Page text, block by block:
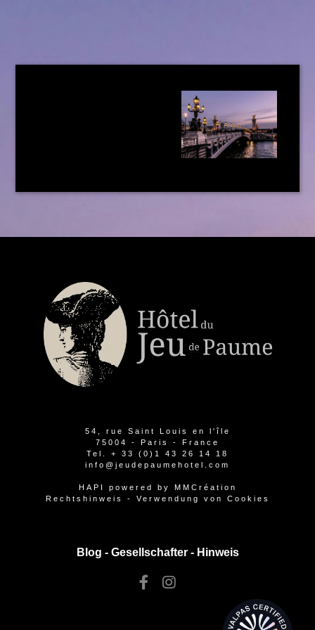
54, rue Saint Louis en l'île
75004 - Paris - France
Tel. + 33 (0)1 43 26 14 18
info@jeudepaumehotel.com
HAPI powered by
MMCréation
Rechtshinweis
- Verwendung von Cookies
Blog - Gesellschafter- Hinweis